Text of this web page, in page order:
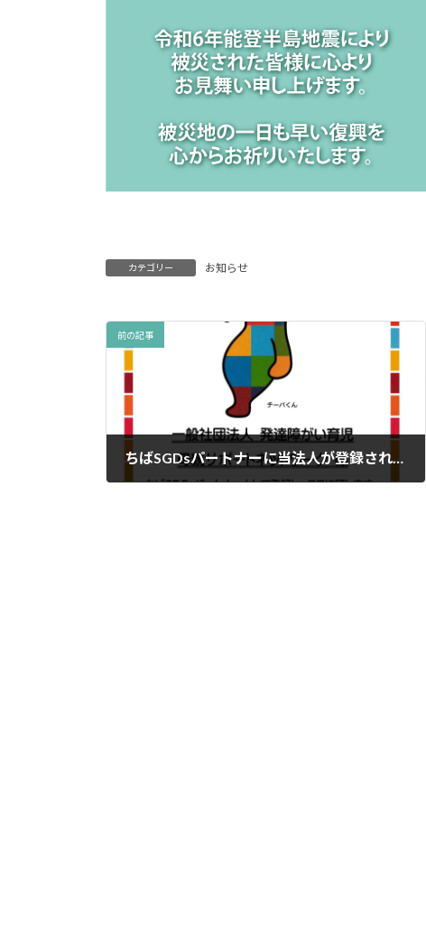
カテゴリー お知らせ
前の記事
ちばSGDsパートナーに当法人が登録されました。